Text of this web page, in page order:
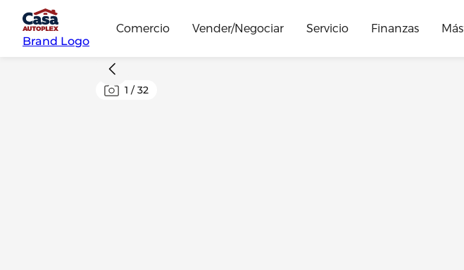
Brand Logo
Comercio Vender/Negociar Servicio Finanzas Más
1 /32